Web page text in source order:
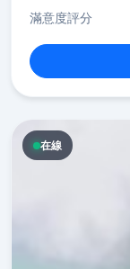
滿意度評分
在線